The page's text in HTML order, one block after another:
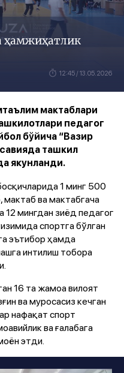
ҳамжиҳатлик
12:45 / 13.05.2026
мактаблари
педагог
бўйича “Вазир
ташкил
якунланди.
1 минг 500
ва мактабгача
мингдан зиёд педагог
спортга бўлган
эътибор ҳамда
интилиш тобора
16 та жамоа вилоят
ва муросасиз кечган
нафақат спорт
ва ғалабага
этди.